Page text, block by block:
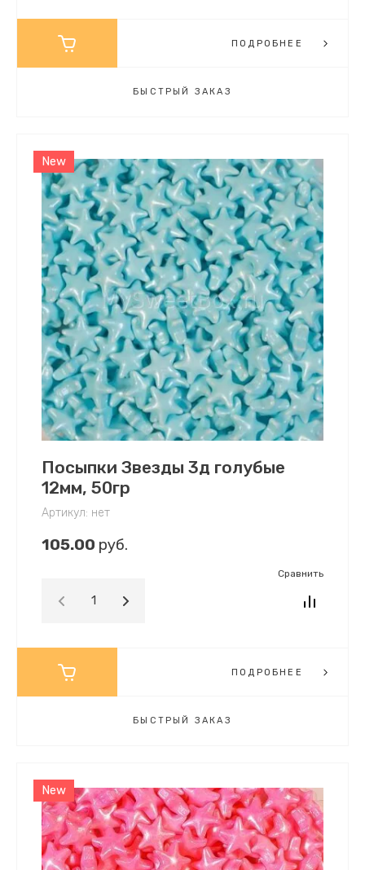
ПОДРОБНЕЕ
БЫСТРЫЙ ЗАКАЗ
New
Посыпки Звезды 3д голубые
12мм, 50гр
Артикул: нет
105.00 руб.
Сравнить
ПОДРОБНЕЕ
БЫСТРЫЙ ЗАКАЗ
New